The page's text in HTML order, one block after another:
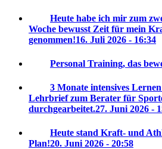
Heute habe ich mir zum
Woche bewusst Zeit für mein
genommen!16. Juli 2026 - 16:34
Personal Training, das
3 Monate intensives
Lehrbrief zum Berater für
durchgearbeitet.27. Juni 2026 -
Heute stand Kraft- und
Plan!20. Juni 2026 - 20:58